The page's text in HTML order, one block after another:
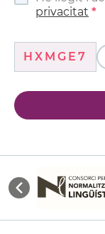
privacitat
HXMGE7